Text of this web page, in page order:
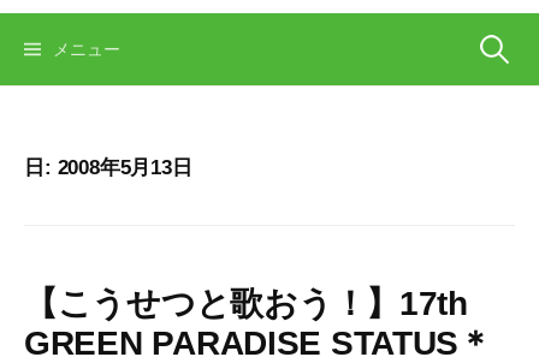
メニュー 検
日: 2008年5月13日
【こうせつと歌おう！】17th
GREEN PARADISE STATUS＊